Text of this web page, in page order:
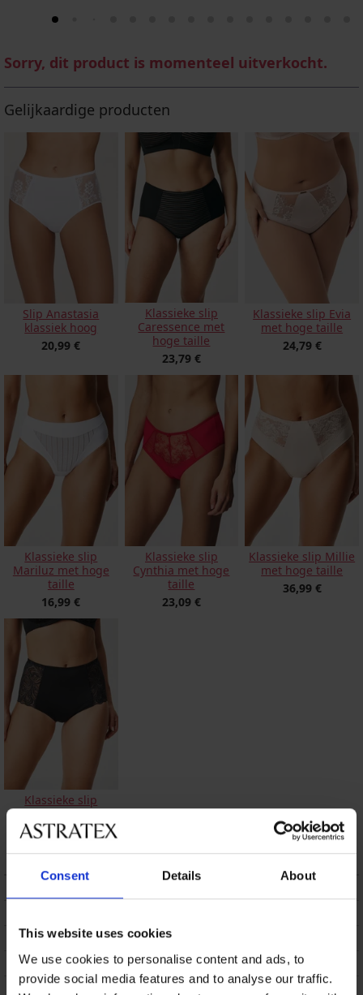
Consent Details About
This website uses cookies
We use cookies to personalise content and ads, to
provide social media features and to analyse our traffic.
Sorry, dit product is momenteel uitverkocht.
Gelijkaardige producten
Slip Anastasia
klassiek hoog
20,99 €
Klassieke slip
Caressence met
hoge taille
23,79 €
Klassieke slip Evia
met hoge taille
24,79 €
Klassieke slip
Mariluz met hoge
taille
16,99 €
Klassieke slip
Cynthia met hoge
taille
23,09 €
Klassieke slip Millie
met hoge taille
36,99 €
Klassieke slip
Evolution met
verhoogde taille
RUILEN
ONDERHOUD EN WASSEN